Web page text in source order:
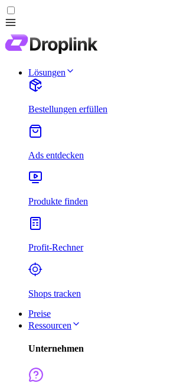
Lösungen
Bestellungen erfüllen
Ads entdecken
Produkte finden
Profit-Rechner
Shops tracken
Preise
Ressourcen
Unternehmen